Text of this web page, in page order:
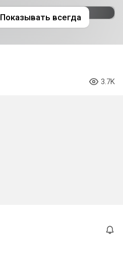
Показывать всегда
3.7K